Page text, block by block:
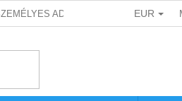
ADATOK VÉDELMEEUR